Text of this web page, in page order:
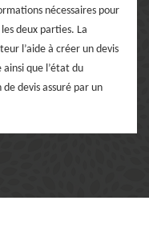
nécessaires pour
deux parties. La
l’aide à créer un devis
que l’état du
devis assuré par un